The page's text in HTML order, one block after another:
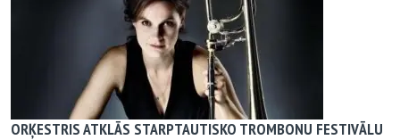
ORĶESTRIS ATKLĀS STARPTAUTISKO TROMBONU FESTIVĀLU